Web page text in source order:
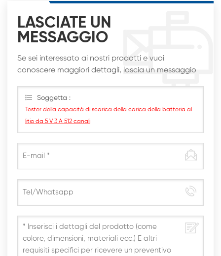
LASCIATE UN
MESSAGGIO
Se sei interessato ai nostri prodotti e vuoi
conoscere maggiori dettagli, lascia un messaggio
Soggetta :
Tester della capacità di scarica della carica della batteria al
litio da 5 V 3 A 512 canali